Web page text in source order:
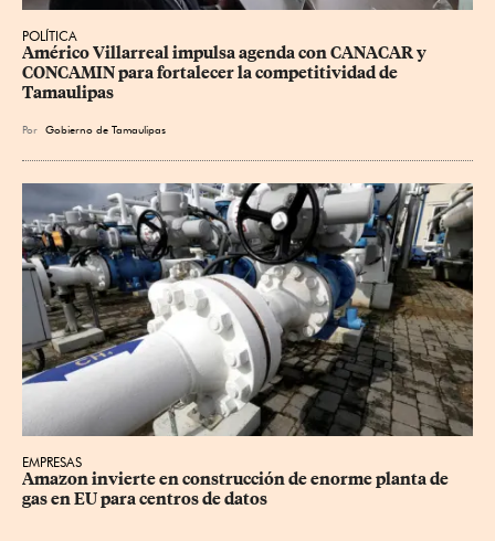
POLÍTICA
Américo Villarreal impulsa agenda con CANACAR y
CONCAMIN para fortalecer la competitividad de
Tamaulipas
Por Gobierno de Tamaulipas
EMPRESAS
Amazon invierte en construcción de enorme planta de
gas en EU para centros de datos